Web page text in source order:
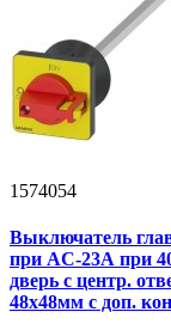
1574054
Выключатель
при AC-23А при
дверь с центр.
48х48мм с доп.